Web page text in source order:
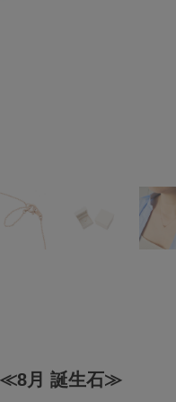
≪8月 誕生石≫